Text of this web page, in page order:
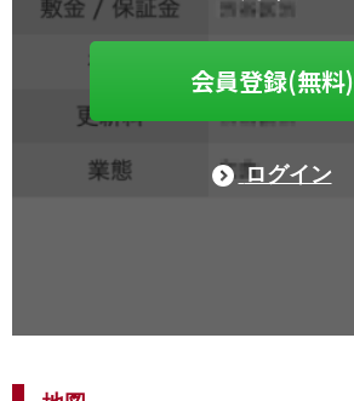
会員登録(無料)
ログイン